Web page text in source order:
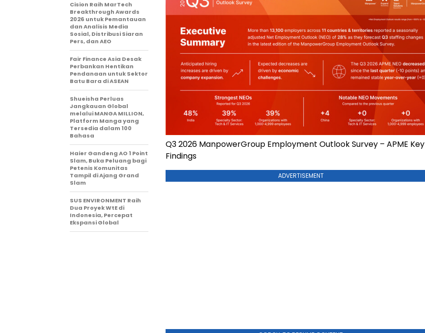
Q3 2026 ManpowerGroup Employment Outlook Survey – APME Key
Findings
ADVERTISEMENT
Cision Raih MarTech
Breakthrough Awards
2026 untuk Pemantauan
dan Analisis Media
Sosial, Distribusi Siaran
Pers, dan AEO
Fair Finance Asia Desak
Perbankan Hentikan
Pendanaan untuk Sektor
Batu Bara di ASEAN
Shueisha Perluas
Jangkauan Global
melalui MANGA MILLION,
Platform Manga yang
Tersedia dalam 100
Bahasa
Haier Gandeng AO 1 Point
Slam, Buka Peluang bagi
Petenis Komunitas
Tampil di Ajang Grand
Slam
SUS ENVIRONMENT Raih
Dua Proyek WtE di
Indonesia, Percepat
Ekspansi Global